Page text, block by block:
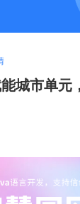
城市单元